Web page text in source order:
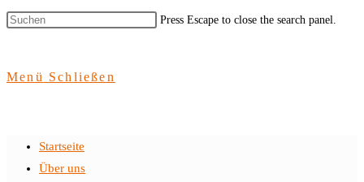
Press Escape to close the search panel.
Menü Schließen
Startseite
Über uns